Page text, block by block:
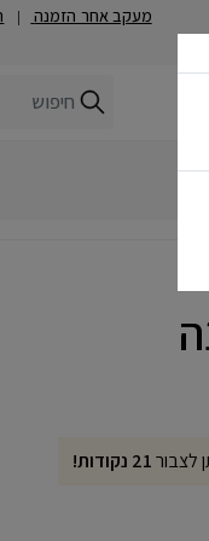
מעקב אחר הזמנה |
לצבור